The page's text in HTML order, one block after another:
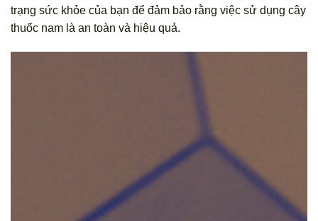
trạng sức khỏe của bạn để đảm bảo rằng việc sử dụng cây
thuốc nam là an toàn và hiệu quả.